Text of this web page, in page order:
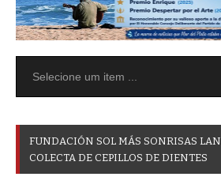
FUNDACIÓN SOL MÁS SONRISAS LAN
COLECTA DE CEPILLOS DE DIENTES